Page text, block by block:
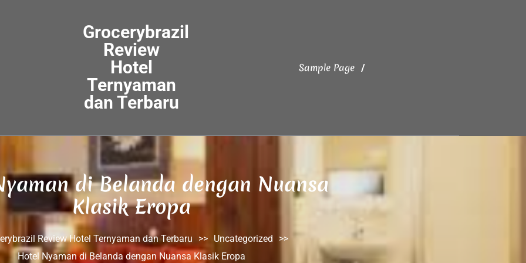
Grocerybrazil
Review
Hotel
Ternyaman
dan Terbaru
Sample Page
di Belanda dengan Nuansa
Klasik Eropa
Review Hotel Ternyaman dan Terbaru >> Uncategorized
>>
Hotel Nyaman di Belanda dengan Nuansa Klasik Eropa